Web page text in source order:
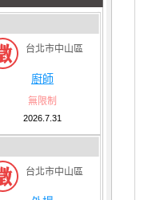
台北市中山區
廚師
無限制
2026.7.31
台北市中山區